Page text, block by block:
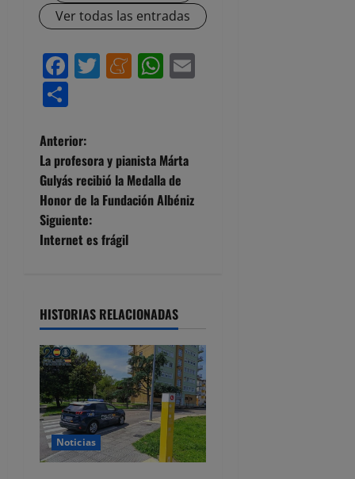
Ver todas las entradas
Facebook
Twitter
Meneame
WhatsApp
N
a
v
e
a
c
i
ó
n
Anterior:
La profesora y pianista Márta
Gulyás recibió la Medalla de
Honor de la Fundación Albéniz
Siguiente:
Internet es frágil
HISTORIAS RELACIONADAS
Noticias